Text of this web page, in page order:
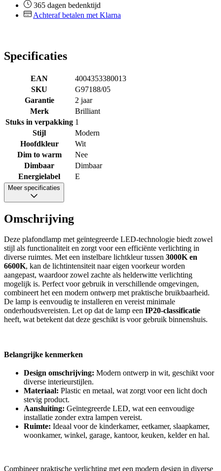
365 dagen bedenktijd
Achteraf betalen met Klarna
Specificaties
EAN
4004353380013
SKU
G97188/05
Garantie
2 jaar
Merk
Brilliant
Stuks in verpakking 1
Stijl
Modern
Hoofdkleur
Wit
Dim to warm
Nee
Dimbaar
Dimbaar
Energielabel
E
Meer specificaties
Omschrijving
Deze plafondlamp met geïntegreerde LED-technologie biedt zowel
stijl als functionaliteit en zorgt voor een efficiënte verlichting in
diverse ruimtes. Met een instelbare lichtkleur tussen 3000K en
6600K, kan de lichtintensiteit naar eigen voorkeur worden
aangepast, waardoor zowel zachte als helderwitte verlichting
mogelijk is. Perfect voor gebruik in verschillende omgevingen,
combineert het een modern ontwerp met praktische bruikbaarheid.
De lamp is eenvoudig te installeren en vereist minimale
onderhoudsvereisten. Let op dat de lamp een IP20-classificatie
heeft, wat betekent dat deze geschikt is voor gebruik binnenshuis.
Belangrijke kenmerken
Design omschrijving: Modern ontwerp in wit, geschikt voor
diverse interieurstijlen.
Materiaal: Plastic en metaal, wat zorgt voor een licht doch
stevig product.
Aansluiting: Geïntegreerde LED, wat een eenvoudige
installatie zonder extra lampen vereist.
Ruimte: Ideaal voor de kinderkamer, eetkamer, slaapkamer,
woonkamer, winkel, garage, kantoor, keuken, kelder en hal.
Combineer praktische verlichting met een modern design in diverse